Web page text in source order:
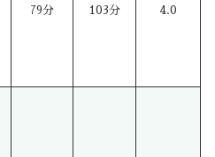
79分 103分 4.0